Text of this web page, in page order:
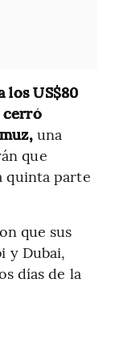
los US$80
cerró
una
que
quinta parte
que sus
y Dubai,
días de la